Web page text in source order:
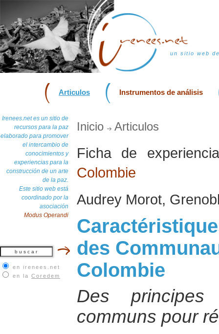
un sitio web
Articulos Instrumentos de análisis
Irenees.net es un sitio de
recursos para la paz
elaborado para promover
el intercambio de
conocimientos y
experiencias para la
construcción de un arte
de la paz.
Este sitio web está
coordinado por la
asociación
Modus Operandi
en irenees.net
en la Coredem
Inicio Articulos
Ficha de
Colombie
Audrey Morot,
des
Colombie
Des
communs pour